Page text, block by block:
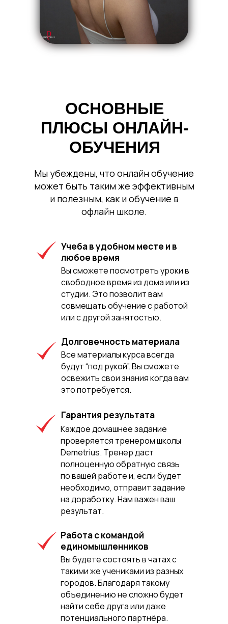
ОСНОВНЫЕ
ПЛЮСЫ ОНЛАЙН-
ОБУЧЕНИЯ
Мы убеждены, что онлайн обучение
может быть таким же эффективным
и полезным, как и обучение в
офлайн школе.
Учеба в удобном месте и в
любое время
Вы сможете посмотреть уроки в
свободное время из дома или из
студии. Это позволит вам
совмещать обучение с работой
или с другой занятостью.
Долговечность материала
Все материалы курса всегда
будут “под рукой”. Вы сможете
освежить свои знания когда вам
это потребуется.
Гарантия результата
Каждое домашнее задание
проверяется тренером школы
Demetrius. Тренер даст
полноценную обратную связь
по вашей работе и, если будет
необходимо, отправит задание
на доработку. Нам важен ваш
результат.
Работа с командой
единомышленников
Вы будете состоять в чатах с
такими же учениками из разных
городов. Благодаря такому
объединению не сложно будет
найти себе друга или даже
потенциального партнёра.